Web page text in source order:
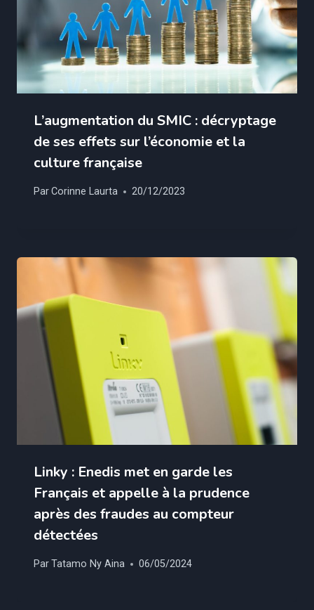
L’augmentation du SMIC : décryptage
de ses effets sur l’économie et la
culture française
ParCorinne Laurta 20/12/2023
Linky : Enedis met en garde les
Français et appelle à la prudence
après des fraudes au compteur
détectées
ParTatamo Ny Aina 06/05/2024